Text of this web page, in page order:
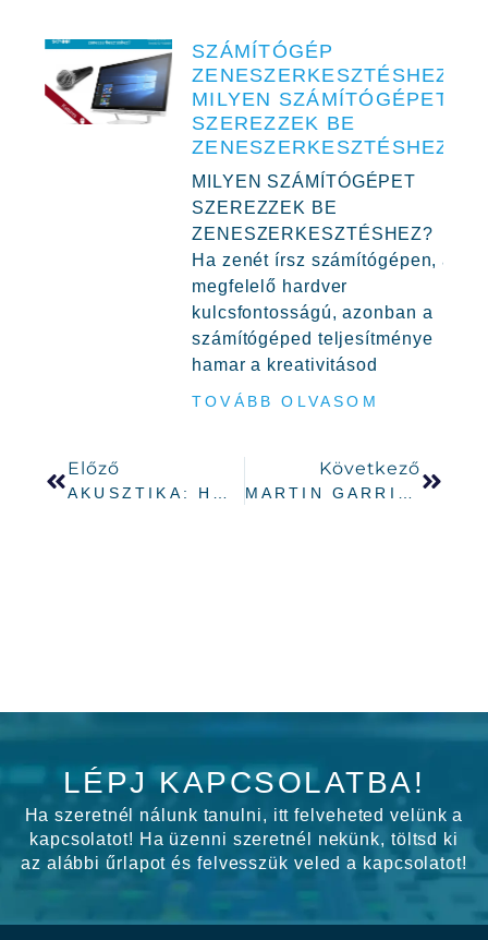
SZÁMÍTÓGÉP
ZENESZERKESZTÉSHEZ,
MILYEN SZÁMÍTÓGÉPET
SZEREZZEK BE
ZENESZERKESZTÉSHEZ?
MILYEN SZÁMÍTÓGÉPET
SZEREZZEK BE
ZENESZERKESZTÉSHEZ?
Ha zenét írsz számítógépen, a
megfelelő hardver
kulcsfontosságú, azonban a
számítógéped teljesítménye
hamar a kreativitásod
TOVÁBB OLVASOM
Előző
AKUSZTIKA: HOVA TŰNIK AZ ELNYELT HANG?
Következő
MARTIN GARRIX INTERJÚ: „SOSEM FOGOK ÉNEKELNI EGY MARTIN GARRIX TRACK-EN SEM”
LÉPJ KAPCSOLATBA!
Ha szeretnél nálunk tanulni, itt felveheted velünk a
kapcsolatot! Ha üzenni szeretnél nekünk, töltsd ki
az alábbi űrlapot és felvesszük veled a kapcsolatot!